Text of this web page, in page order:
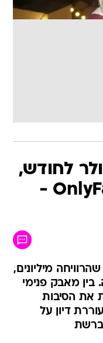
אלף דולר לחודש,
אבל עוזבת את OnlyFans -
קורינה קופף, כוכבת OnlyFans שהרוויחה מיליונים,
מאבק פנימי
את הסיבות
דיון על
ברשת